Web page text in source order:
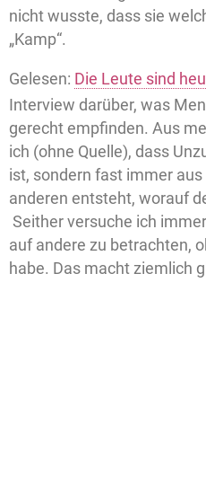
nicht wusste, dass sie
„Kamp“.
Gelesen: Die Leute sind
Interview darüber, was
gerecht empfinden. Aus
ich (ohne Quelle), dass
ist, sondern fast immer
anderen entsteht, worauf
Seither versuche ich
auf andere zu betrachten,
habe. Das macht ziemlich